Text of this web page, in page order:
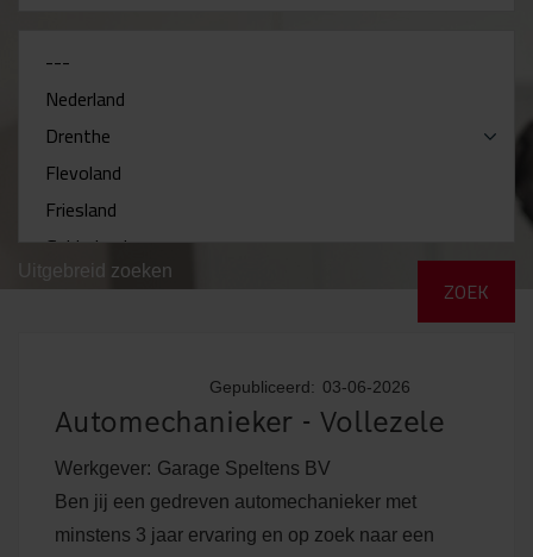
Uitgebreid zoeken
Gepubliceerd: 03-06-2026
Automechanieker - Vollezele
Werkgever: Garage Speltens BV
Ben jij een gedreven automechanieker met
minstens 3 jaar ervaring en op zoek naar een